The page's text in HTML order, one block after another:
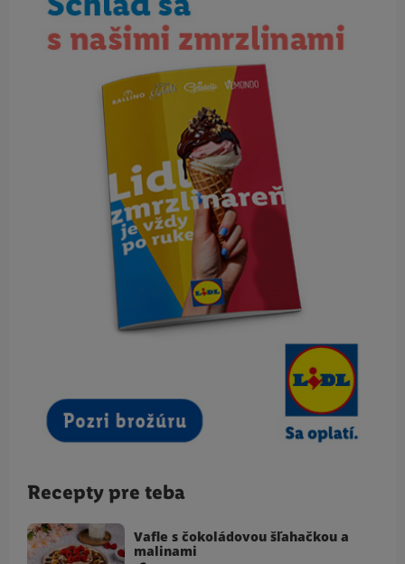
Recepty pre teba
Vafle s čokoládovou šľahačkou a
malinami